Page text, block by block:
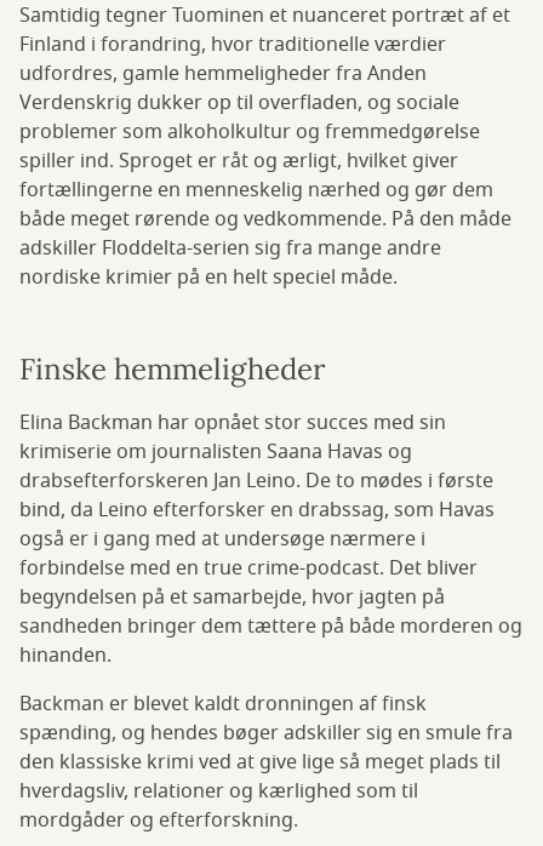
Samtidig tegner Tuominen et nuanceret portræt af et
Finland i forandring, hvor traditionelle værdier
udfordres, gamle hemmeligheder fra Anden
Verdenskrig dukker op til overfladen, og sociale
problemer som alkoholkultur og fremmedgørelse
spiller ind. Sproget er råt og ærligt, hvilket giver
fortællingerne en menneskelig nærhed og gør dem
både meget rørende og vedkommende. På den måde
adskiller Floddelta-serien sig fra mange andre
nordiske krimier på en helt speciel måde.
Finske hemmeligheder
Elina Backman har opnået stor succes med sin
krimiserie om journalisten Saana Havas og
drabsefterforskeren Jan Leino. De to mødes i første
bind, da Leino efterforsker en drabssag, som Havas
også er i gang med at undersøge nærmere i
forbindelse med en true crime-podcast. Det bliver
begyndelsen på et samarbejde, hvor jagten på
sandheden bringer dem tættere på både morderen og
hinanden.
Backman er blevet kaldt dronningen af finsk
spænding, og hendes bøger adskiller sig en smule fra
den klassiske krimi ved at give lige så meget plads til
hverdagsliv, relationer og kærlighed som til
mordgåder og efterforskning.